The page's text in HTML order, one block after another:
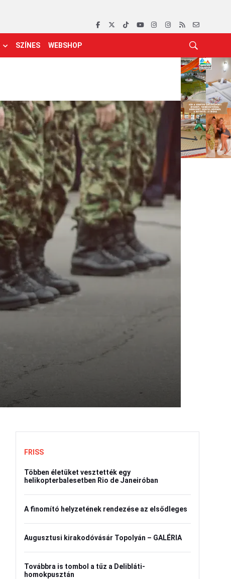
SZÍNES WEBSHOP
FRISS
Többen életüket vesztették egy
helikopterbalesetben Rio de Janeiróban
A finomító helyzetének rendezése az elsődleges
Augusztusi kirakodóvásár Topolyán – GALÉRIA
Továbbra is tombol a tűz a Delibláti-
homokpusztán